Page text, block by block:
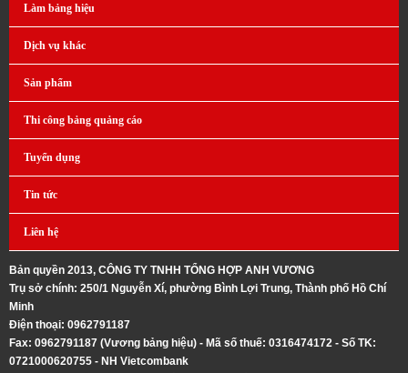
Làm bảng hiệu
Dịch vụ khác
Sản phẩm
Thi công bảng quảng cáo
Tuyển dụng
Tin tức
Liên hệ
Bản quyền 2013, CÔNG TY TNHH TỔNG HỢP ANH VƯƠNG
Trụ sở chính: 250/1 Nguyễn Xí, phường Bình Lợi Trung, Thành phố Hồ Chí
Minh
Điện thoại: 0962791187
Fax: 0962791187 (Vương bảng hiệu) - Mã số thuế: 0316474172 - Số TK:
0721000620755 - NH Vietcombank